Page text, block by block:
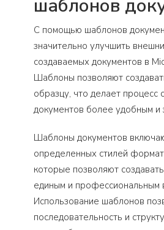
шаблонов
С помощью шаблонов
значительно улучшить
создаваемых документов в
Шаблоны позволяют
образцу, что делает процесс
документов более удобным
Шаблоны документов
определенных стилей
которые позволяют
единым и профессиональным
Использование шаблонов
последовательность и